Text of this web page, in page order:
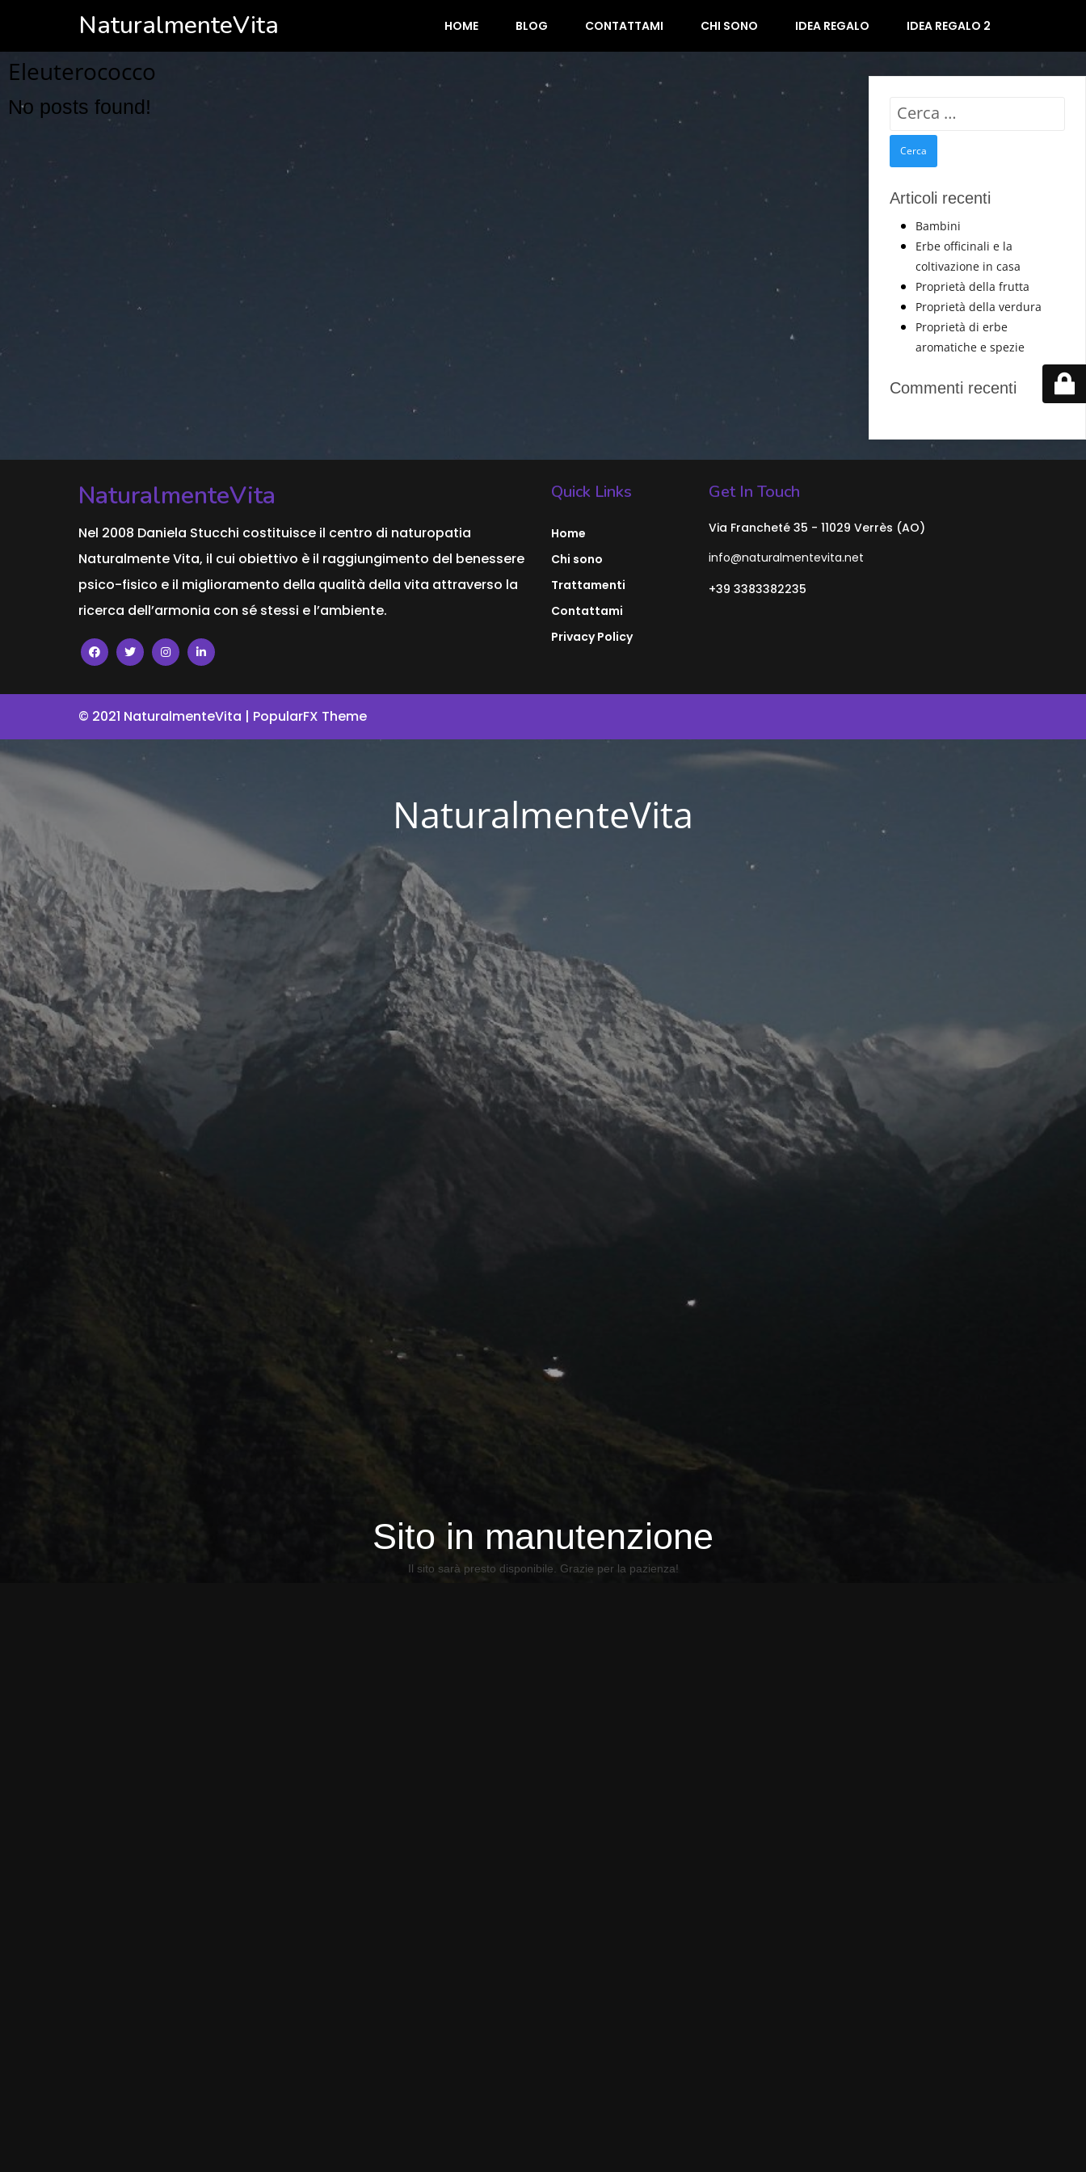
NaturalmenteVita HOME BLOG CONTATTAMI CHI SONO IDEA REGALO IDEA REGALO 2
Eleuterococco
No posts found! per:
Articoli recenti
Bambini
Erbe officinali e la
coltivazione in casa
Proprietà della frutta
Proprietà della verdura
Proprietà di erbe
aromatiche e spezie
Commenti recenti
NaturalmenteVita
Nel 2008 Daniela Stucchi costituisce il centro di naturopatia
Naturalmente Vita, il cui obiettivo è il raggiungimento del benessere
psico-fisico e il miglioramento della qualità della vita attraverso la
ricerca dell’armonia con sé stessi e l’ambiente.
Quick Links
Home
Chi sono
Trattamenti
Contattami
Privacy Policy
Get In Touch
Via Francheté 35 - 11029 Verrès (AO)
info@naturalmentevita.net
+39 3383382235
© 2021 NaturalmenteVita | PopularFX Theme
NaturalmenteVita
Sito in manutenzione
Il sito sarà presto disponibile. Grazie per la pazienza!